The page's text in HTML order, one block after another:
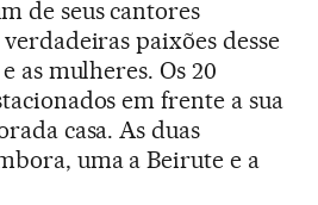
de seus cantores
paixões desse
as mulheres. Os 20
em frente a sua
casa. As duas
uma a Beirute e a